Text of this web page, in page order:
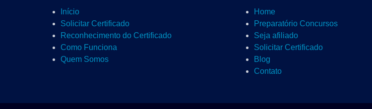
Início
Solicitar Certificado
Reconhecimento do Certificado
Como Funciona
Quem Somos
Home
Preparatório Concursos
Seja afiliado
Solicitar Certificado
Blog
Contato